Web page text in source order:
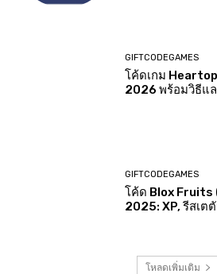
GIFTCODEGAMES
โค้ดเกม
2026 พร้อมวิธีแ
GIFTCODEGAMES
โค้ด Blox Fruits
2025: XP, รีสเต
โหลดเพิ่มเติม